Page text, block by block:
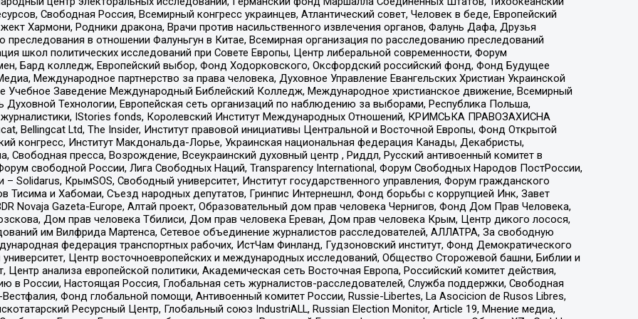
Свободная Россия, Всемирный конгресс украинцев, Атлантический совет, Человек в беде, Европейский
Хармони, Родники дракона, Врачи против насильственного извлечения органов, Фалунь Дафа, Друзья
преследования в отношении Фалуньгун в Китае, Всемирная организация по расследованию преследований
школ политических исследований при Совете Европы, Центр либеральной современности, Форум
Бард колледж, Европейский выбор, Фонд Ходорковского, Оксфордский российский фонд, Фонд Будущее
Международное партнерство за права человека, Духовное Управление Евангельских Христиан Украинской
Учебное Заведение Международный Библейский Колледж, Международное христианское движение, Всемирный
Духовной Технологии, Европейская сеть организаций по наблюдению за выборами, Республика Польша,
IStories fonds, Королевский Институт Международных Отношений, КРИМСЬКА ПРАВОЗАХИСНА
Bellingcat Ltd, The Insider, Институт правовой инициативы Центральной и Восточной Европы, Фонд Открытой
конгресс, Институт Макдональда-Лорье, Украинская национальная федерация Канады, Декабристы,
пресса, Возрождение, Всеукраинский духовный центр , Риддл, Русский антивоенный комитет в
свободной России, Лига Свободных Наций, Transparеncy International, Форум Свободных Народов ПостРоссии,
Solidarus, КрымSOS, Свободный университет, Институт государственного управления, Форум гражданского
Тисима и Хабомаи, Съезд народных депутатов, Гринпис Интернешнл, Фонд борьбы с коррупцией Инк, Завет
Novaja Gazeta-Europe, Алтай проект, Образовательный дом прав человека Чернигов, Фонд Дом Прав Человека,
Дом прав человека Тбилиси, Дом прав человека Ереван, Дом прав человека Крым, Центр дикого лосося,
им Вилфрида Мартенса, Сетевое объединение журналистов расследователей, АЛЛАТРА, За свободную
федерация транспортных рабочих, ИстЧам Финланд, Гудзоновский институт, Фонд Демократического
Центр восточноевропейских и международных исследований, Общество Сторожевой башни, Библии и
анализа европейской политики, Академическая сеть Восточная Европа, Российский комитет действия,
России, Настоящая Россия, Глобальная сеть журналистов-расследователей, Служба поддержки, Свободная
Фонд глобальной помощи, Антивоенный комитет России, Russie-Libertes, La Asocicion de Rusos Libres,
Ресурсный Центр, Глобальный союз IndustriALL, Russian Election Monitor, Article 19, Мнение медиа,